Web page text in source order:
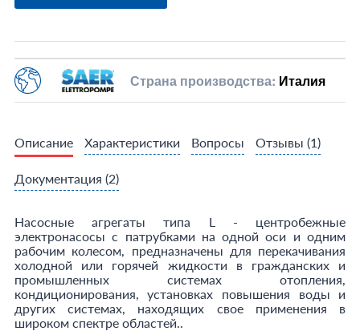
Страна производства: Италия
Описание Характеристики Вопросы Отзывы (1)
Документация (2)
Насосные агрегаты типа L - центробежные
электронасосы с патрубками на одной оси и одним
рабочим колесом, предназначены для перекачивания
холодной или горячей жидкости в гражданских и
промышленных системах отопления,
кондиционирования, установках повышения воды и
других системах, находящих свое применения в
широком спектре областей..